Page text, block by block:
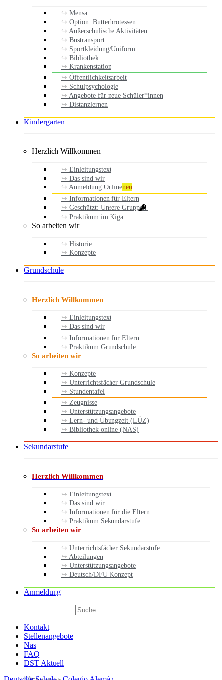
Mensa
Option: Butterbrotessen
Außerschulische Aktivitäten
Bustransport
Sportkleidung/Uniform
Bibliothek
Krankenstation
Öffentlichkeitsarbeit
Schulpsychologie
Angebote für neue Schüler*innen
Distanzlernen
Kindergarten
Herzlich Willkommen
Einleitungstext
Das sind wir
Anmeldung Onlineneu
Informationen für Eltern
Geschützt: Unsere Gruppen
Praktikum im Kiga
So arbeiten wir
Historie
Konzepte
Grundschule
Herzlich Willkommen
Einleitungstext
Das sind wir
Informationen für Eltern
Praktikum Grundschule
So arbeiten wir
Konzepte
Unterrichtsfächer Grundschule
Stundentafel
Zeugnisse
Unterstützungsangebote
Lern- und Übungzeit (LÜZ)
Bibliothek online (NAS)
Sekundarstufe
Herzlich Willkommen
Einleitungstext
Das sind wir
Informationen für die Eltern
Praktikum Sekundarstufe
So arbeiten wir
Unterrichtsfächer Sekundarstufe
Abteilungen
Unterstützungsangebote
Deutsch/DFU Konzept
Anmeldung
Suchen
nach:
Kontakt
Stellenangebote
Nas
FAQ
DST Aktuell